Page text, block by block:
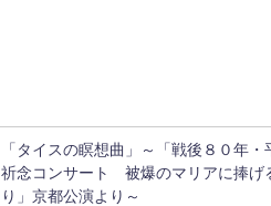
「タイスの瞑想曲」～「戦後８０年・
祈念コンサート 被爆のマリアに捧げ
り」京都公演より～